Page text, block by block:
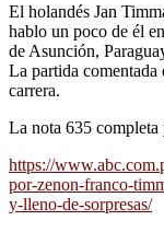
El holandés Jan
hablo un poco de él
de Asunción,
La partida comentada
carrera.
La nota 635 completa
https://
por-zenon-franco-
y-lleno-de-sorpresas/